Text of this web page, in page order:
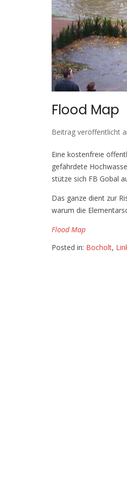
Flood Map
Beitrag veröffentlicht
Eine kostenfreie
gefährdete
stütze sich FB Gobal
Das ganze dient zur
warum die
Flood Map
Posted in: Bocholt,